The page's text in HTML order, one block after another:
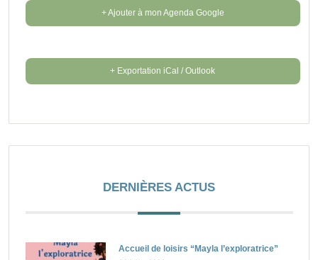
+ Ajouter à mon Agenda Google
+ Exportation iCal / Outlook
DERNIÈRES ACTUS
Accueil de loisirs “Mayla l’exploratrice”